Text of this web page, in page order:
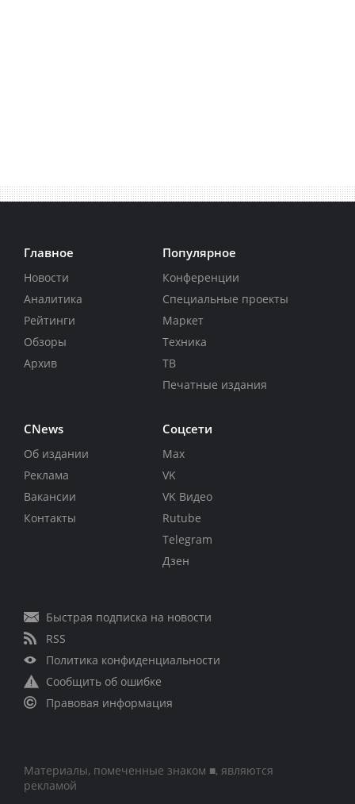
Главное
Новости
Аналитика
Рейтинги
Обзоры
Архив
Популярное
Конференции
Специальные проекты
Маркет
Техника
ТВ
Печатные издания
CNews
Об издании
Реклама
Вакансии
Контакты
Соцсети
Max
VK
VK Видео
Rutube
Telegram
Дзен
Быстрая подписка на новости
RSS
Политика конфиденциальности
Сообщить об ошибке
Правовая информация
Материалы, помеченные знаком ■, являются
рекламой